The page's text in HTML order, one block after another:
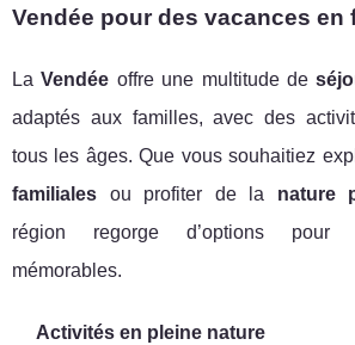
Vendée pour des vacances en
LaVendée offre une multitude de
adaptés aux familles, avec des
tous les âges. Que vous souhaitiez
familiales ou profiter de la nature
région regorge d’options pour
mémorables.
Activités en pleine nature